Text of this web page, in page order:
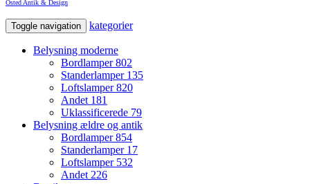
Osted Antik & Design
Toggle navigation kategorier
Belysning moderne
Bordlamper802
Standerlamper 135
Loftslamper820
Andet 181
Uklassificerede 79
Belysning ældre og antik
Bordlamper854
Standerlamper 17
Loftslamper 532
Andet 226